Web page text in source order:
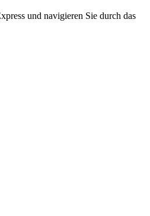
und navigieren Sie durch das